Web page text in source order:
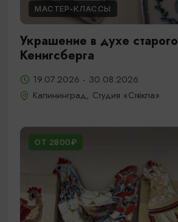
МАСТЕР-КЛАССЫ
Украшение в духе старого
Кенигсберга
19.07.2026 - 30.08.2026
Калининград, Студия «Стёкла»
ОТ 2800₽